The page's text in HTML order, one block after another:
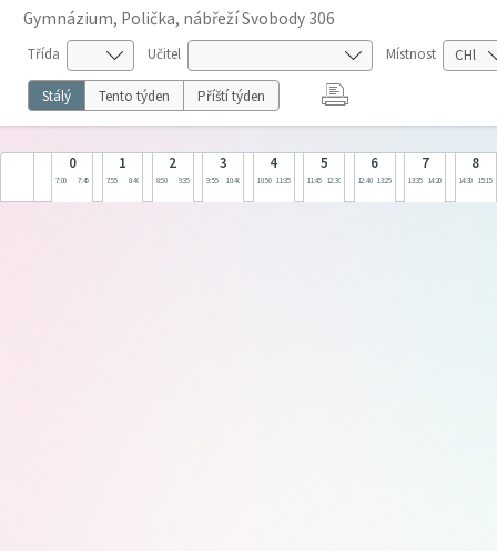
Gymnázium, Polička, nábřeží Svobody 306
Třída Učitel Místnost
Stálý Tento týden Příští týden
0
7:00 7:45
1
7:55 8:40
2
8:50 9:35
3
9:55 10:40
4
10:50 11:35
5
11:45 12:30
6
12:40 13:25
7
13:35 14:20
8
14:30 15:15